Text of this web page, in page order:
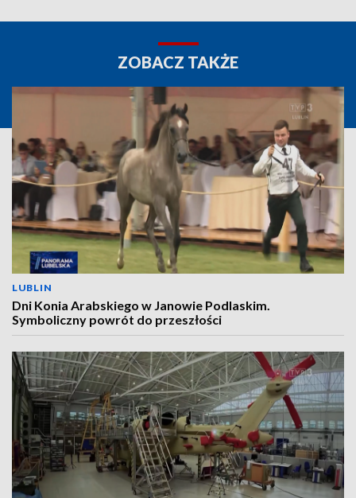
ZOBACZ TAKŻE
LUBLIN
Dni Konia Arabskiego w Janowie Podlaskim.
Symboliczny powrót do przeszłości